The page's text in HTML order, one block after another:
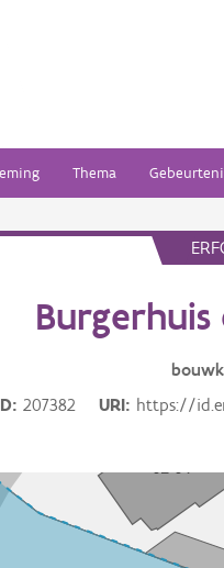
Thema
207382 URI https://